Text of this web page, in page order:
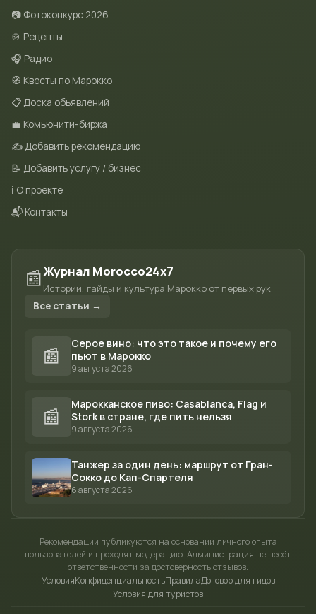
📷 Фотоконкурс 2026
🍲 Рецепты
🎧 Радио
🧭 Квесты по Марокко
📋 Доска объявлений
💼 Комьюнити-биржа
✍️ Добавить рекомендацию
📝 Добавить услугу / бизнес
ℹ️ О проекте
📬 Контакты
📰Журнал Morocco24x7
Истории, гайды и культура Марокко от первых рук
Все статьи →
📰
Серое вино: что это такое и почему его
пьют в Марокко
9 августа 2026
📰
Марокканское пиво: Casablanca, Flag и
Stork в стране, где пить нельзя
9 августа 2026
Танжер за один день: маршрут от Гран-
Сокко до Кап-Спартеля
6 августа 2026
Рекомендации публикуются на основании личного опыта
пользователей и проходят модерацию. Администрация не несёт
ответственности за достоверность отзывов.
УсловияКонфиденциальностьПравилаДоговор для гидов
Условия для туристов